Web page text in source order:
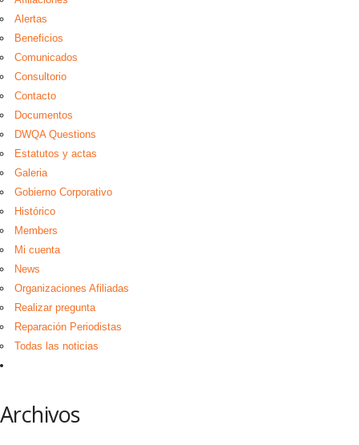
Alertas
Beneficios
Comunicados
Consultorio
Contacto
Documentos
DWQA Questions
Estatutos y actas
Galeria
Gobierno Corporativo
Histórico
Members
Mi cuenta
News
Organizaciones Afiliadas
Realizar pregunta
Reparación Periodistas
Todas las noticias
Archivos